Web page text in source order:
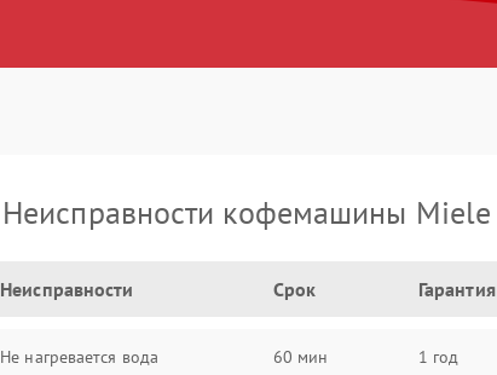
Неисправности кофемашины Miele
Неисправности Срок Гарантия
Не нагревается вода 60 мин 1 год